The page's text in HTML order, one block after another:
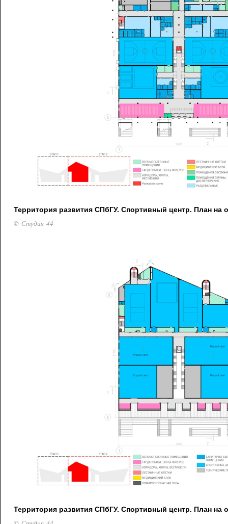
Территория развития СПбГУ. Спортивный центр. План на
© Студия 44
Территория развития СПбГУ. Спортивный центр. План на